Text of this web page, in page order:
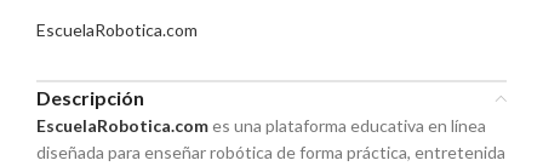
EscuelaRobotica.com
Descripción
EscuelaRobotica.comes una plataforma educativa en línea
diseñada para enseñar robótica de forma práctica, entretenida